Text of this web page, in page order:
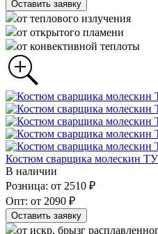
Оставить заявку
от теплового излучения
от открытого пламени
от конвективной теплоты
Костюм сварщика молескин ТУ
В наличии
Розница: от 2510 ₽
Опт: от 2090 ₽
Оставить заявку
от искр, брызг